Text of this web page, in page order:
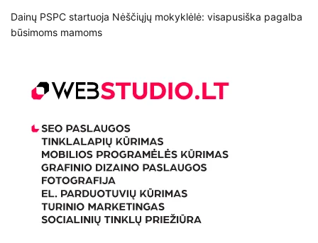
Dainų PSPC startuoja Nėščiųjų mokyklėlė: visapusiška pagalba
būsimoms mamoms